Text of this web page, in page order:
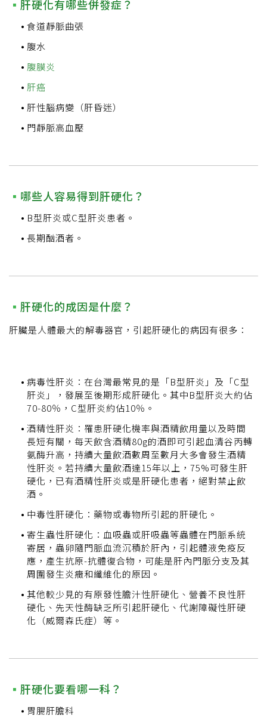
肝硬化有哪些併發症？
食道靜脈曲張
腹水
腹膜炎
肝癌
肝性腦病變（肝昏迷）
門靜脈高血壓
哪些人容易得到肝硬化？
B型肝炎或C型肝炎患者。
長期酗酒者。
肝硬化的成因是什麼？
肝臟是人體最大的解毒器官，引起肝硬化的病因有很多：
病毒性肝炎：在台灣最常見的是「B型肝炎」及「C型
肝炎」，發展至後期形成肝硬化。其中B型肝炎大約佔
70-80％，C型肝炎約佔10％。
酒精性肝炎：罹患肝硬化機率與酒精飲用量以及時間
長短有關，每天飲含酒精80g的酒即可引起血清谷丙轉
氨酶升高，持續大量飲酒數周至數月大多會發生酒精
性肝炎。若持續大量飲酒達15年以上，75%可發生肝
硬化，已有酒精性肝炎或是肝硬化患者，絕對禁止飲
酒。
中毒性肝硬化：藥物或毒物所引起的肝硬化。
寄生蟲性肝硬化：血吸蟲或肝吸蟲等蟲體在門脈系統
寄居，蟲卵隨門脈血流沉積於肝內，引起體液免疫反
應，產生抗原-抗體復合物，可能是肝內門脈分支及其
周圍發生炎癥和纖維化的原因。
其他較少見的有原發性膽汁性肝硬化、營養不良性肝
硬化、先天性酶缺乏所引起肝硬化、代謝障礙性肝硬
化（威爾森氏症）等。
肝硬化要看哪一科？
胃腸肝膽科